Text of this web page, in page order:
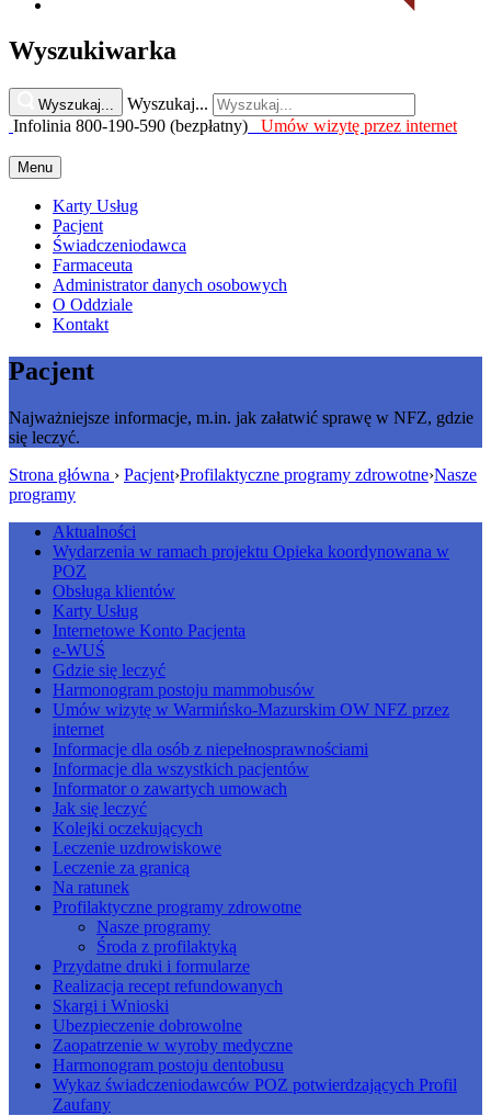
Wyszukiwarka
Wyszukaj...
Wyszukaj...
Infolinia 800-190-590 (bezpłatny)
Umów wizytę przez internet
Menu
Karty Usług
Pacjent
Świadczeniodawca
Farmaceuta
Administrator danych osobowych
O Oddziale
Kontakt
Pacjent
Najważniejsze informacje, m.in. jak załatwić sprawę w NFZ, gdzie
się leczyć.
Strona główna › Pacjent›Profilaktyczne programy zdrowotne›Nasze
programy
Aktualności
Wydarzenia w ramach projektu Opieka koordynowana w
POZ
Obsługa klientów
Karty Usług
Internetowe Konto Pacjenta
e-WUŚ
Gdzie się leczyć
Harmonogram postoju mammobusów
Umów wizytę w Warmińsko-Mazurskim OW NFZ przez
internet
Informacje dla osób z niepełnosprawnościami
Informacje dla wszystkich pacjentów
Informator o zawartych umowach
Jak się leczyć
Kolejki oczekujących
Leczenie uzdrowiskowe
Leczenie za granicą
Na ratunek
Profilaktyczne programy zdrowotne
Nasze programy
Środa z profilaktyką
Przydatne druki i formularze
Realizacja recept refundowanych
Skargi i Wnioski
Ubezpieczenie dobrowolne
Zaopatrzenie w wyroby medyczne
Harmonogram postoju dentobusu
Wykaz świadczeniodawców POZ potwierdzających Profil
Zaufany